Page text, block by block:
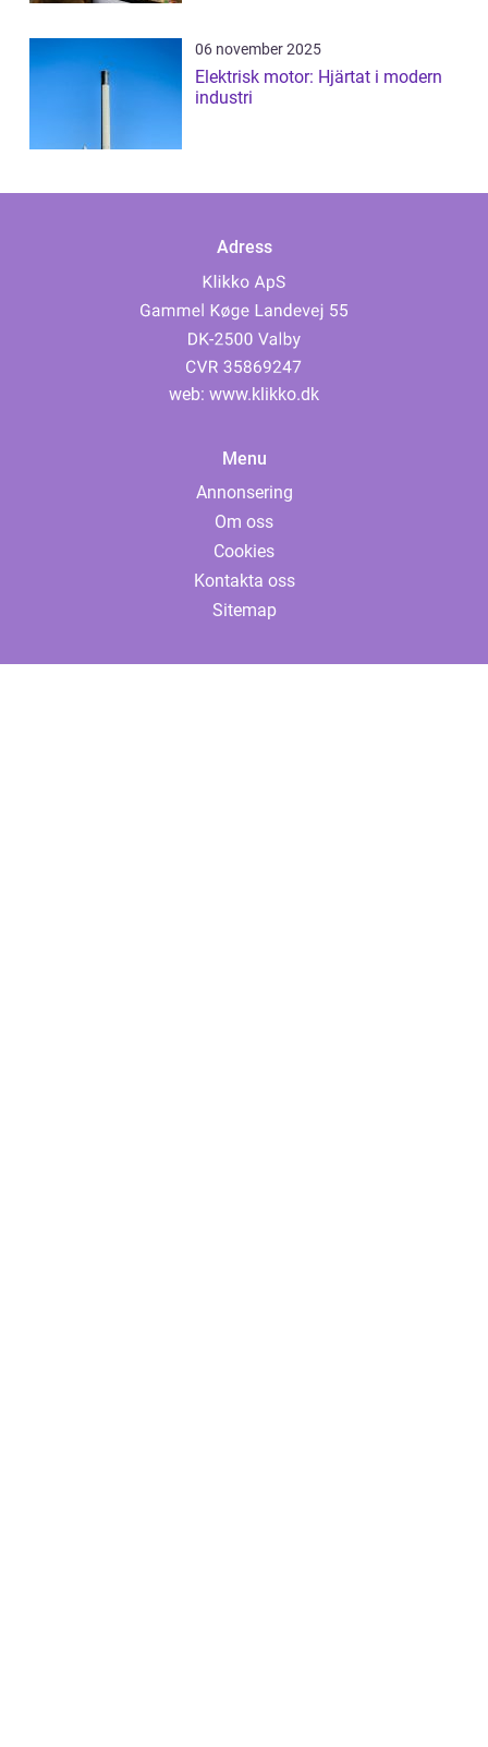
06 november 2025
Elektrisk motor: Hjärtat i modern
industri
Adress
web: www.klikko.dk
Menu
Annonsering
Om oss
Cookies
Kontakta oss
Sitemap